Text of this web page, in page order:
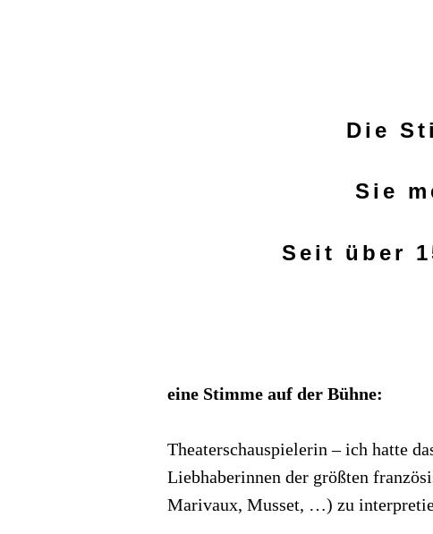
Die
Sie
Seit über
eine Stimme auf der Bühne:
Theaterschauspielerin – ich hatte
Liebhaberinnen der größten
Marivaux, Musset, …) zu